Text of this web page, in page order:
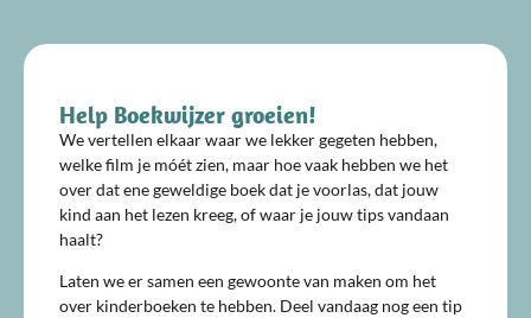
Help Boekwijzer groeien!
We vertellen elkaar waar we lekker gegeten hebben,
welke film je móét zien, maar hoe vaak hebben we het
over dat ene geweldige boek dat je voorlas, dat jouw
kind aan het lezen kreeg, of waar je jouw tips vandaan
haalt?
Laten we er samen een gewoonte van maken om het
over kinderboeken te hebben. Deel vandaag nog een tip